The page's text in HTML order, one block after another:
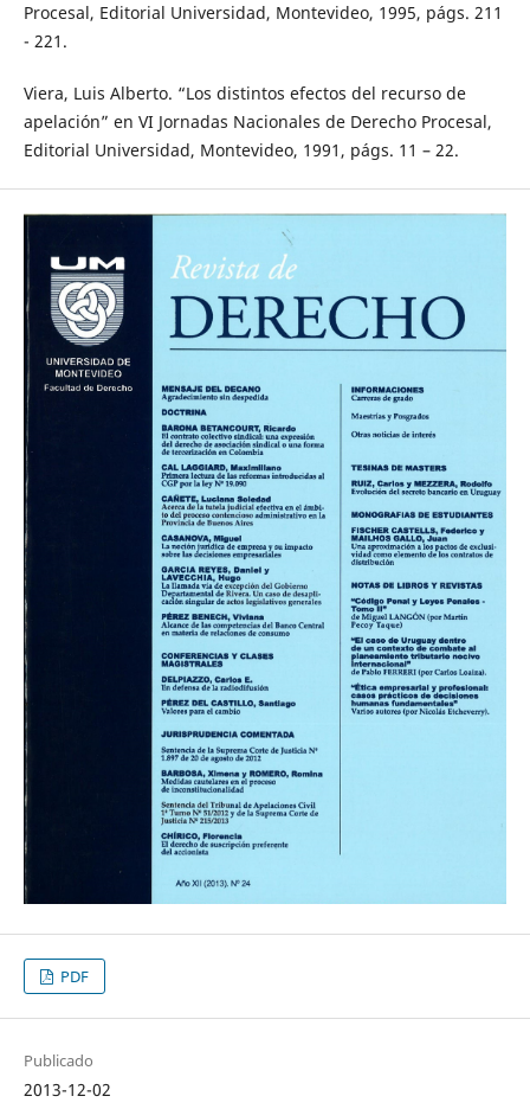
Procesal, Editorial Universidad, Montevideo, 1995, págs. 211
- 221.
Viera, Luis Alberto. “Los distintos efectos del recurso de
apelación” en VI Jornadas Nacionales de Derecho Procesal,
Editorial Universidad, Montevideo, 1991, págs. 11 – 22.
PDF
Publicado
2013-12-02